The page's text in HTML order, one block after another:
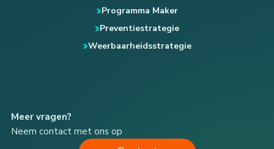
Programma Maker
Preventiestrategie
Weerbaarheidsstrategie
Meer vragen?
Neem contact met ons op